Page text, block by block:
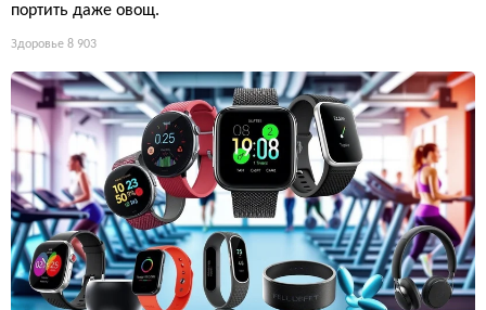
портить даже овощ.
Здоровье 8 903